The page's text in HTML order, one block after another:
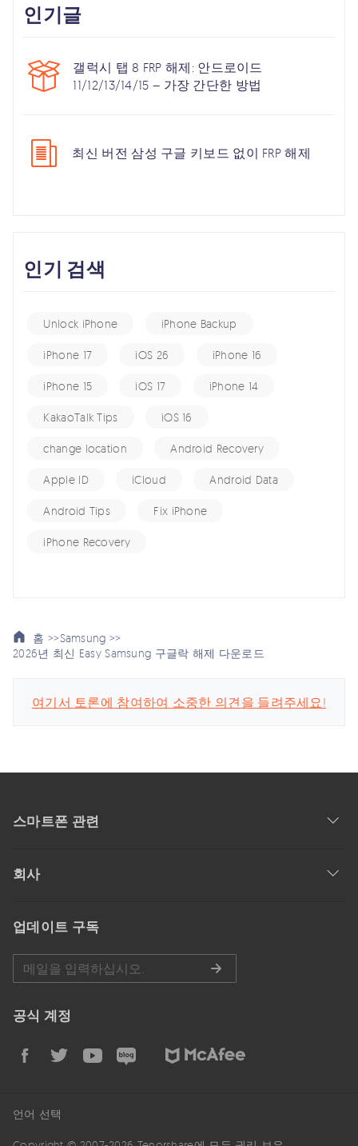
인기글
갤럭시 탭 8 FRP 해제: 안드로이드
11/12/13/14/15 – 가장 간단한 방법
최신 버전 삼성 구글 키보드 없이 FRP 해제
인기 검색
Unlock iPhone iPhone Backup
iPhone 17 iOS 26 iPhone 16
iPhone 15 iOS 17 iPhone 14
KakaoTalk Tips iOS 16
change location Android Recovery
Apple ID iCloud Android Data
Android Tips Fix iPhone
iPhone Recovery
홈 >>Samsung >>
2026년 최신 Easy Samsung 구글락 해제 다운로드
여기서 토론에 참여하여 소중한 의견을 들려주세요!
스마트폰 관련
회사
업데이트 구독
공식 계정
언어 선택